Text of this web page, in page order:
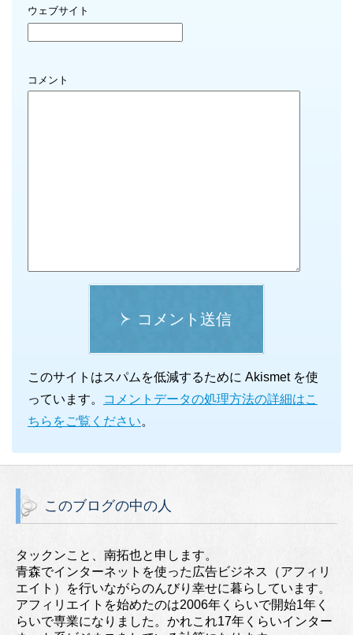
ウェブサイト
コメント
コメント送信
このサイトはスパムを低減するために Akismet を使
っています。
コメントデータの処理方法の詳細はこ
ちらをご覧ください。
このブログの中の人
タックンこと、南拓也と申します。
青森でインターネットを使った広告ビジネス（アフィリ
エイト）を行いながらのんびり幸せに暮らしています。
アフィリエイトを始めたのは2006年くらいで開始1年く
らいで専業になりました。かれこれ17年くらいインター